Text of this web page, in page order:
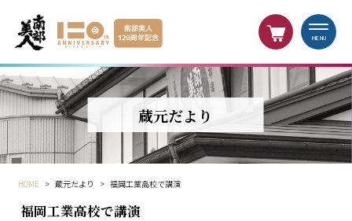
MENU
蔵元だより
HOME > 蔵元だより > 福岡工業高校で講演
福岡工業高校で講演